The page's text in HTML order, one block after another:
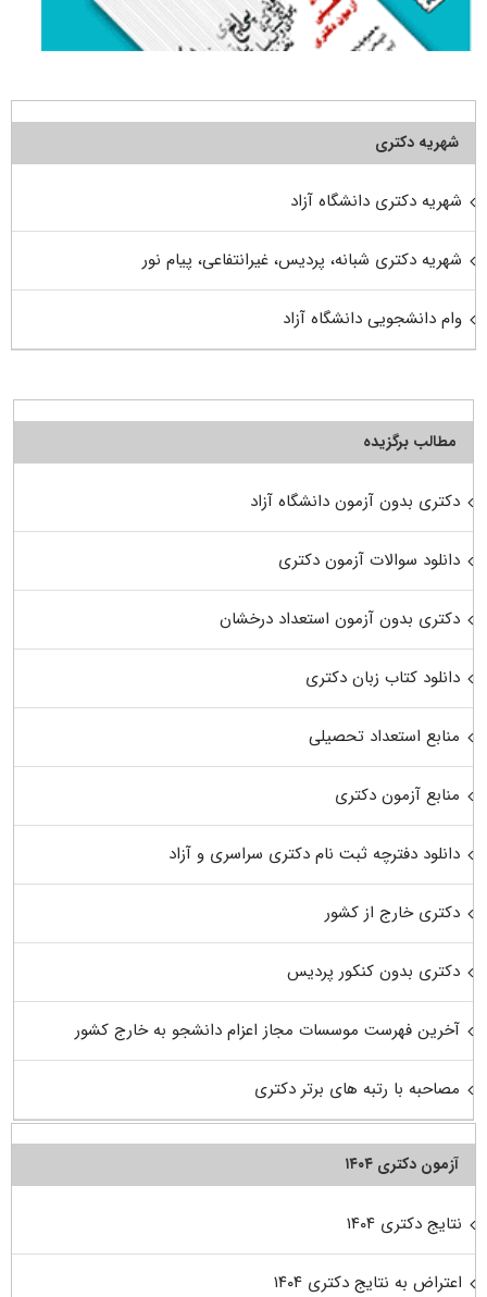
شهریه دکتری
شهریه دکتری دانشگاه آزاد
شهریه دکتری شبانه، پردیس، غیرانتفاعی، پیام نور
وام دانشجویی دانشگاه آزاد
مطالب برگزیده
دکتری بدون آزمون دانشگاه آزاد
دانلود سوالات آزمون دکتری
دکتری بدون آزمون استعداد درخشان
دانلود کتاب زبان دکتری
منابع استعداد تحصیلی
منابع آزمون دکتری
دانلود دفترچه ثبت نام دکتری سراسری و آزاد
دکتری خارج از کشور
دکتری بدون کنکور پردیس
آخرین فهرست موسسات مجاز اعزام دانشجو به خارج کشور
مصاحبه با رتبه های برتر دکتری
آزمون دکتری ۱۴۰۴
نتایج دکتری ۱۴۰۴
اعتراض به نتایج دکتری ۱۴۰۴